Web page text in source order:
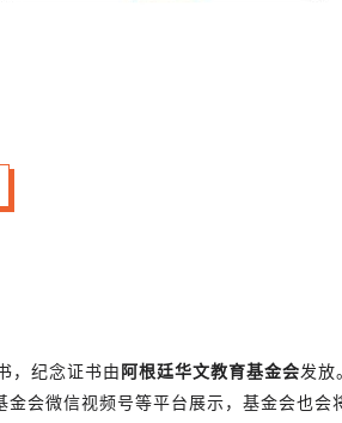
，纪念证书由 阿根廷华文教育基金会发放
金会微信视频号等平台展示，基金会也会